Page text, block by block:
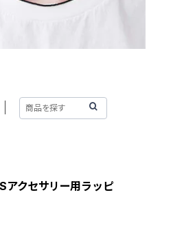
クセサリー用ラッピ